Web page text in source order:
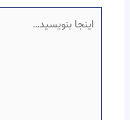
بنویسید…